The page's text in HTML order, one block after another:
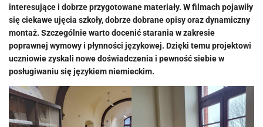
interesujące i dobrze przygotowane materiały. W filmach pojawiły
się ciekawe ujęcia szkoły, dobrze dobrane opisy oraz dynamiczny
montaż. Szczególnie warto docenić starania w zakresie
poprawnej wymowy i płynności językowej. Dzięki temu projektowi
uczniowie zyskali nowe doświadczenia i pewność siebie w
posługiwaniu się językiem niemieckim.